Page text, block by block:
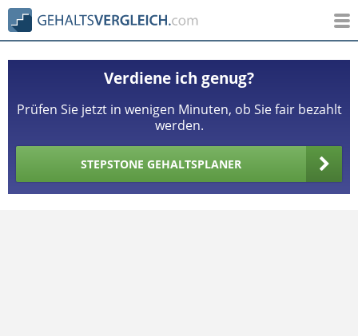
Verdiene ich genug?
Prüfen Sie jetzt in wenigen Minuten, ob Sie fair bezahlt
werden.
STEPSTONE GEHALTSPLANER